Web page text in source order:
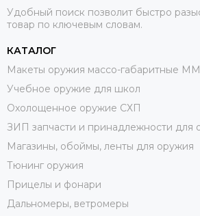
Удобный поиск позволит быстро
товар по ключевым словам.
КАТАЛОГ
Макеты оружия массо-габаритные
Учебное оружие для школ
Охолощенное оружие СХП
ЗИП запчасти и принадлежности для
Магазины, обоймы, ленты для оружия
Тюнинг оружия
Прицелы и фонари
Дальномеры, ветромеры